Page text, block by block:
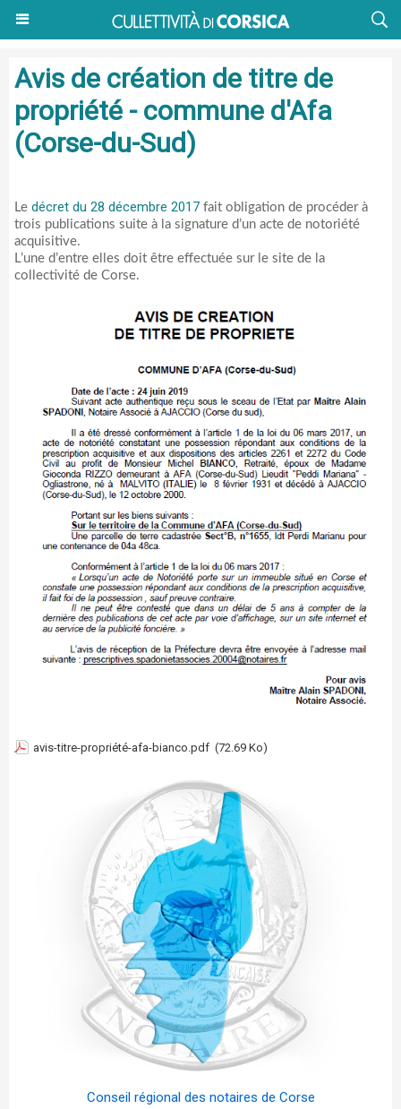
Avis de création de titre de
propriété - commune d'Afa
(Corse-du-Sud)
Le décret du 28 décembre 2017 fait obligation de procéder à
trois publications suite à la signature d’un acte de notoriété
acquisitive.
L’une d’entre elles doit être effectuée sur le site de la
collectivité de Corse.
avis-titre-propriété-afa-bianco.pdf (72.69 Ko)
Conseil régional des notaires de Corse